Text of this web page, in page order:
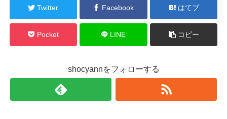
Twitter Facebook はてブ
Pocket LINE コピー
shocyannをフォローする